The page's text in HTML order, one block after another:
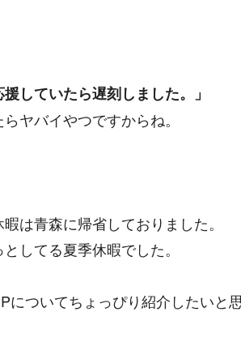
援していたら遅刻しました。」
ヤバイやつですからね。
は青森に帰省しておりました。
してる夏季休暇でした。
についてちょっぴり紹介したいと